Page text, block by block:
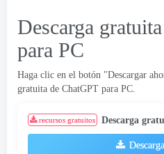
Descarga
para PC
Haga clic en el botón "Descargar
gratuita de ChatGPT para PC.
recursos gratuitos Descarga